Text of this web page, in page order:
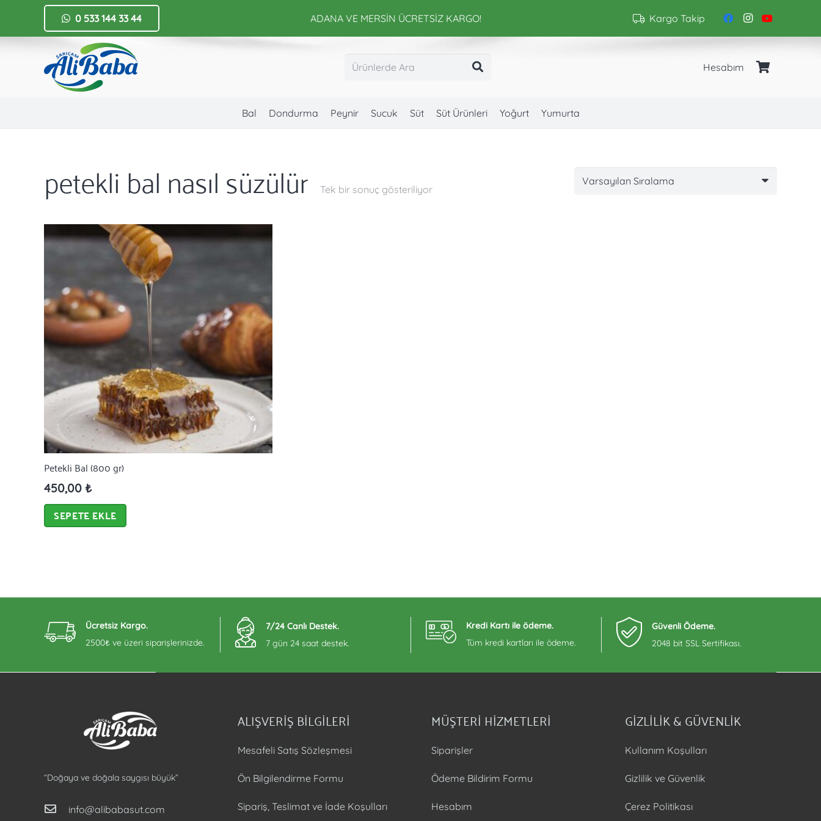
0 533 144 33 44 ADANA VE MERSİN ÜCRETSİZ KARGO! Kargo Takip
Hesabım
Bal Dondurma Peynir Sucuk Süt Süt Ürünleri Yoğurt Yumurta
petekli bal nasıl süzülür Tek bir sonuç gösteriliyor
Petekli Bal (800 gr)
450,00 ₺
SEPETE EKLE
Ücretsiz Kargo.
2500₺ ve üzeri siparişlerinizde.
7/24 Canlı Destek.
7 gün 24 saat destek.
Kredi Kartı ile ödeme.
Tüm kredi kartları ile ödeme.
Güvenli Ödeme.
2048 bit SSL Sertifikası.
“Doğaya ve doğala saygısı büyük”
info@alibabasut.com
ALIŞVERİŞ BİLGİLERİ
Mesafeli Satış Sözleşmesi
Ön Bilgilendirme Formu
Sipariş, Teslimat ve İade Koşulları
MÜŞTERİ HİZMETLERİ
Siparişler
Ödeme Bildirim Formu
Hesabım
GİZLİLİK & GÜVENLİK
Kullanım Koşulları
Gizlilik ve Güvenlik
Çerez Politikası